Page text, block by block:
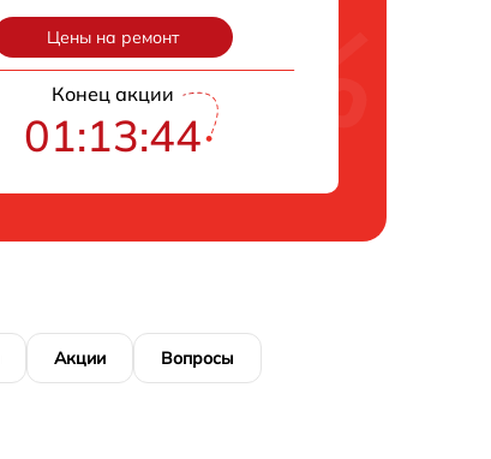
Цены на ремонт
Конец акции
01:13:43
Акции Вопросы